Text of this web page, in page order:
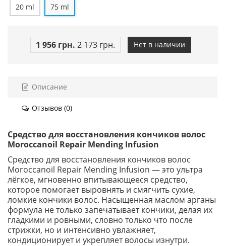
20 ml
75 ml
1 956 грн. 2 173 грн. Нет в наличии
Описание
Отзывов (0)
Средство для восстановления кончиков волос
Moroccanoil Repair Mending Infusion
Средство для восстановления кончиков волос
Moroccanoil Repair Mending Infusion — это ультра
лёгкое, мгновенно впитывающееся средство,
которое помогает выровнять и смягчить сухие,
ломкие кончики волос. Насыщенная маслом арганы
формула не только запечатывает кончики, делая их
гладкими и ровными, словно только что после
стрижки, но и интенсивно увлажняет,
кондиционирует и укрепляет волосы изнутри.